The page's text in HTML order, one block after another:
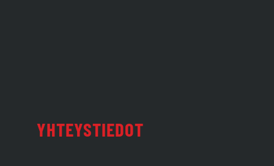
YHTEYSTIEDOT